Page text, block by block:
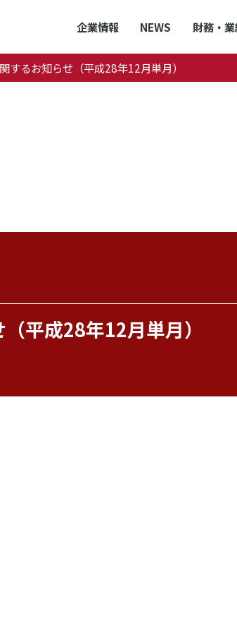
企業情報 NEWS 財務・
するお知らせ（平成28年12月単月）
平成28年12月単月）